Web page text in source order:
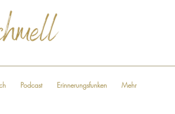
Podcast Erinnerungsfunken Mehr